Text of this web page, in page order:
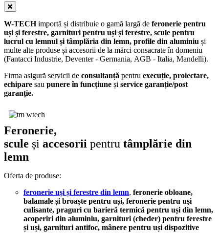
W-TECHimportă și distribuie o gamă largă de feronerie pentru
uși și ferestre, garnituri pentru uși și ferestre, scule pentru
lucrul cu lemnul și tâmplăria din lemn, profile din aluminiu și
multe alte produse și accesorii de la mărci consacrate în domeniu
(Fantacci Industrie, Deventer - Germania, AGB - Italia, Mandelli).
Firma asigură servicii de consultanță pentru execuție, proiectare,
echipare sau punere în funcțiune și service garanție/post
garanție.
Feronerie,
scule și accesorii pentru tâmplărie din
lemn
Oferta de produse:
feronerie uși și ferestre din lemn, feronerie obloane,
balamale și broaște pentru uși, feronerie pentru uși
culisante, praguri cu barieră termică pentru uși din lemn,
acoperiri din aluminiu, garnituri (cheder) pentru ferestre
și uși, garnituri antifoc, mânere pentru uși dispozitive